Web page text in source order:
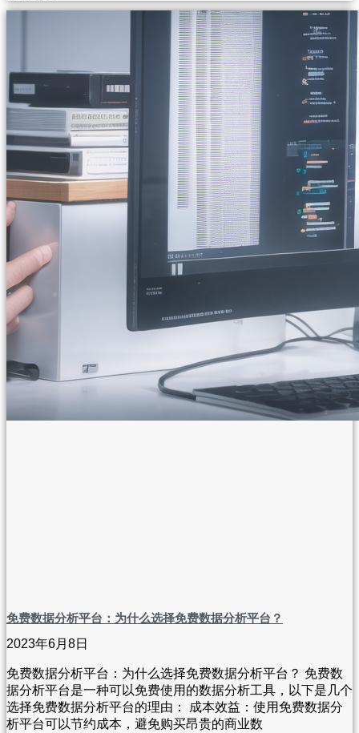
免费数据分析平台：为什么选择免费数据分析平台？
2023年6月8日
免费数据分析平台：为什么选择免费数据分析平台？ 免费数
据分析平台是一种可以免费使用的数据分析工具，以下是几个
选择免费数据分析平台的理由： 成本效益：使用免费数据分
析平台可以节约成本，避免购买昂贵的商业数